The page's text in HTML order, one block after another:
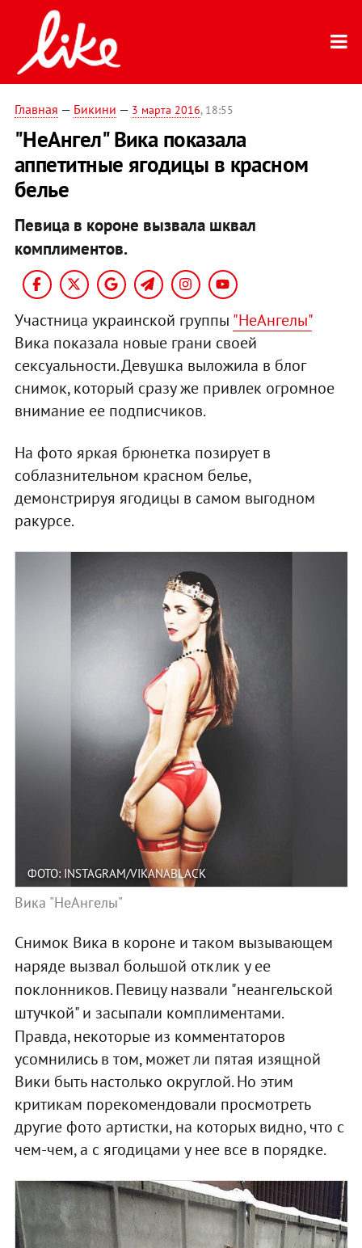
Главная — Бикини — 3 марта 2016, 18:55
"НеАнгел" Вика показала
аппетитные ягодицы в красном
белье
Певица в короне вызвала шквал
комплиментов.
Участница украинской группы "НеАнгелы"
Вика показала новые грани своей
сексуальности. Девушка выложила в блог
снимок, который сразу же привлек огромное
внимание ее подписчиков.
На фото яркая брюнетка позирует в
соблазнительном красном белье,
демонстрируя ягодицы в самом выгодном
ракурсе.
ФОТО: INSTAGRAM/VIKANABLACK
Вика "НеАнгелы"
Снимок Вика в короне и таком вызывающем
наряде вызвал большой отклик у ее
поклонников. Певицу назвали "неангельской
штучкой" и засыпали комплиментами.
Правда, некоторые из комментаторов
усомнились в том, может ли пятая изящной
Вики быть настолько округлой. Но этим
критикам порекомендовали просмотреть
другие фото артистки, на которых видно, что с
чем-чем, а с ягодицами у нее все в порядке.